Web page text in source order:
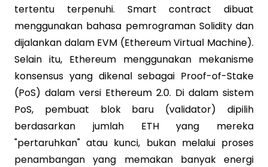
tertentu terpenuhi. Smart contract dibuat
menggunakan bahasa pemrograman Solidity dan
dijalankan dalam EVM (Ethereum Virtual Machine).
Selain itu, Ethereum menggunakan mekanisme
konsensus yang dikenal sebagai Proof-of-Stake
(PoS) dalam versi Ethereum 2.0. Di dalam sistem
PoS, pembuat blok baru (validator) dipilih
berdasarkan jumlah ETH yang mereka
"pertaruhkan" atau kunci, bukan melalui proses
penambangan yang memakan banyak energi